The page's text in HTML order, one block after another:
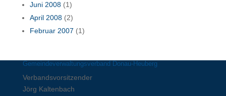
Juni 2008(1)
April 2008(2)
Februar 2007 (1)
Gemeindeverwaltungsverband Donau-Heuberg
Verbandsvorsitzender
Jörg Kaltenbach